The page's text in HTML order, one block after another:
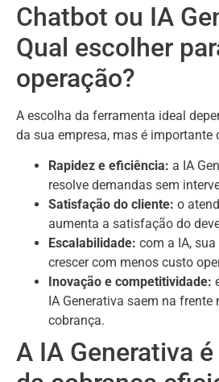
Chatbot ou IA
Qual escolher
operação?
A escolha da ferramenta ideal
da sua empresa, mas é importante
Rapidez e eficiência: a IA
resolve demandas sem
Satisfação do cliente: o
aumenta a satisfação do
Escalabilidade: com a IA,
crescer com menos custo
Inovação e competitividade:
IA Generativa saem na
cobrança.
A IA Generativa